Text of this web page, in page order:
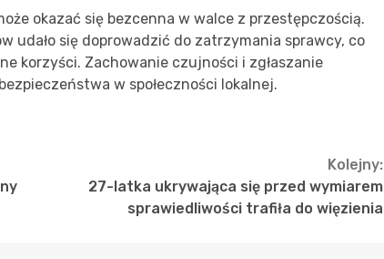
okazać się bezcenna w walce z przestępczością.
udało się doprowadzić do zatrzymania sprawcy, co
korzyści. Zachowanie czujności i zgłaszanie
w społeczności lokalnej.
Kolejny:
27-latka ukrywająca się przed wymiarem
sprawiedliwości trafiła do więzienia